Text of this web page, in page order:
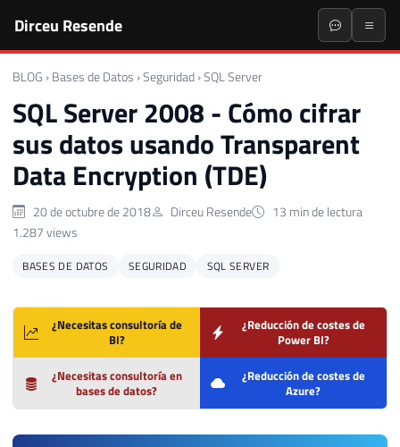
Dirceu Resende
BLOG › Bases de Datos ›Seguridad ›SQL Server
SQL Server 2008 - Cómo cifrar
sus datos usando Transparent
Data Encryption (TDE)
20 de octubre de 2018 Dirceu Resende
13 min de lectura
1.287 views
BASES DE DATOS SEGURIDAD SQL SERVER
¿Necesitas consultoría de
BI?
¿Reducción de costes de
Power BI?
¿Necesitas consultoría en
bases de datos?
¿Reducción de costes de
Azure?